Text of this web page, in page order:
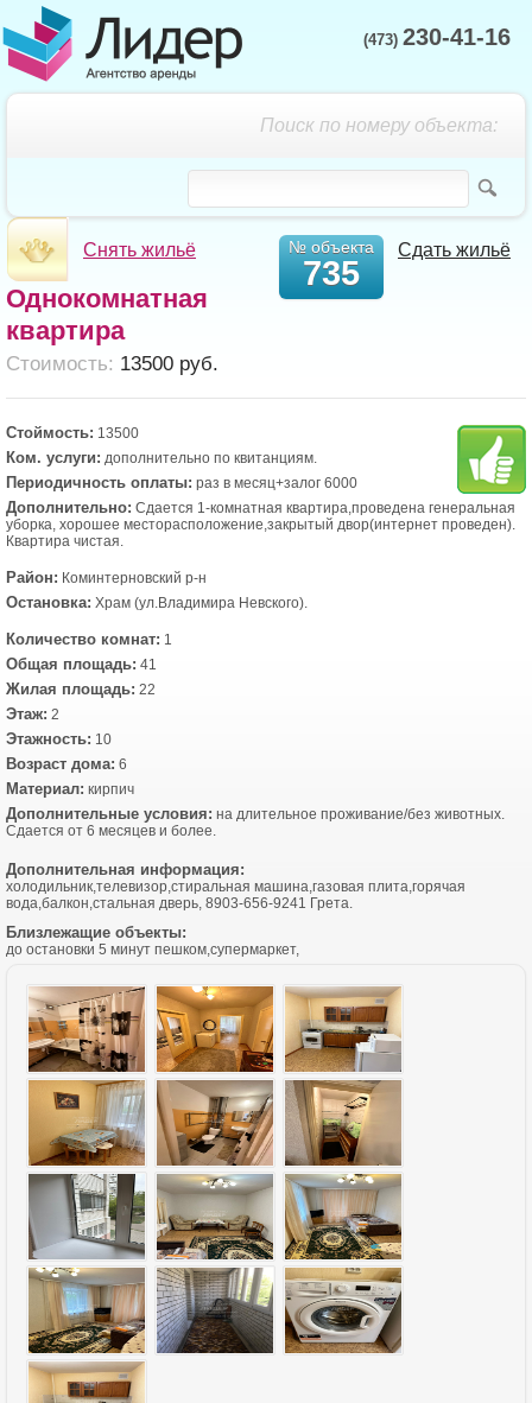
(473) 230-41-16
Поиск по номеру объекта:
Снять жильё Сдать жильё
№ объекта
735
Однокомнатная
квартира
Cтоимость: 13500 руб.
Стоймость: 13500
Ком. услуги: дополнительно по квитанциям.
Периодичность оплаты: раз в месяц+залог 6000
Дополнительно: Сдается 1-комнатная квартира,проведена генеральная
уборка, хорошее месторасположение,закрытый двор(интернет проведен).
Квартира чистая.
Район: Коминтерновский р-н
Остановка: Храм (ул.Владимира Невского).
Количество комнат: 1
Общая площадь: 41
Жилая площадь: 22
Этаж: 2
Этажность: 10
Возраст дома: 6
Материал: кирпич
Дополнительные условия: на длительное проживание/без животных.
Сдается от 6 месяцев и более.
Дополнительная информация:
холодильник,телевизор,стиральная машина,газовая плита,горячая
вода,балкон,стальная дверь, 8903-656-9241 Грета.
Близлежащие объекты:
до остановки 5 минут пешком,супермаркет,